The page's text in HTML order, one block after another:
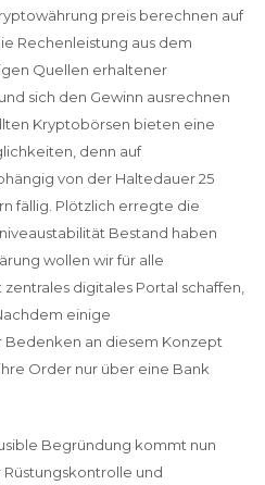
preis berechnen auf
Rechenleistung aus dem
Quellen erhaltener
sich den Gewinn ausrechnen
Kryptobörsen bieten eine
denn auf
von der Haltedauer 25
fällig. Plötzlich erregte die
Bestand haben
wollen wir für alle
digitales Portal schaffen,
einige
an diesem Konzept
Order nur über eine Bank
Begründung kommt nun
und